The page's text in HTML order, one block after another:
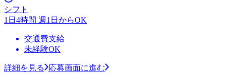
シフト
1日4時間 週1日からOK
交通費支給
未経験OK
詳細を見る
応募画面に進む